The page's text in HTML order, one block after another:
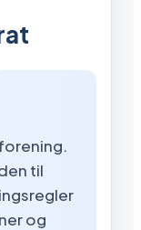
til
og